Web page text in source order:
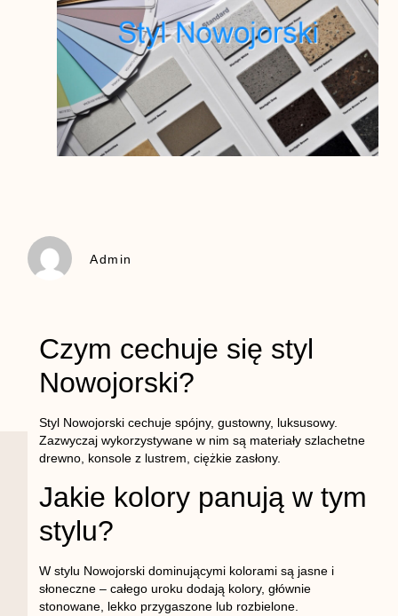
Admin
Czym cechuje się styl
Nowojorski?
Styl Nowojorski cechuje spójny, gustowny, luksusowy.
Zazwyczaj wykorzystywane w nim są materiały szlachetne
drewno, konsole z lustrem, ciężkie zasłony.
Jakie kolory panują w tym
stylu?
W stylu Nowojorski dominującymi kolorami są jasne i
słoneczne – całego uroku dodają kolory, głównie
stonowane, lekko przygaszone lub rozbielone.